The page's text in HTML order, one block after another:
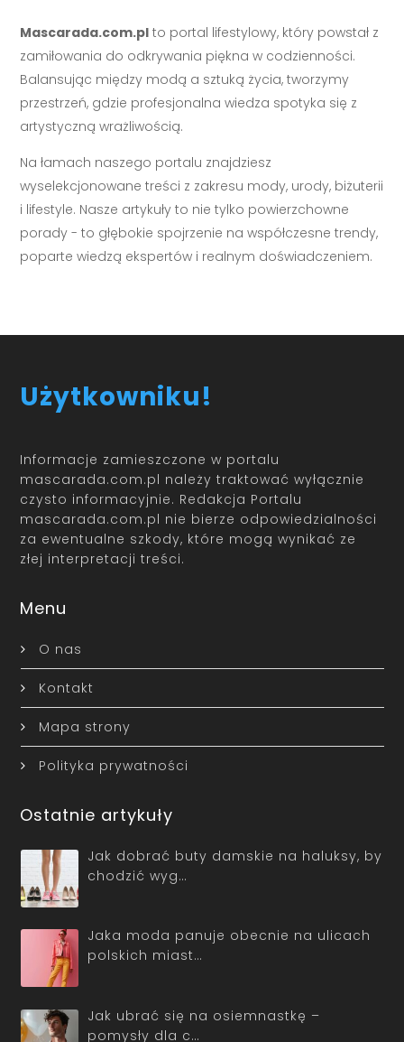
Mascarada.com.pl to portal lifestylowy, który powstał z
zamiłowania do odkrywania piękna w codzienności.
Balansując między modą a sztuką życia, tworzymy
przestrzeń, gdzie profesjonalna wiedza spotyka się z
artystyczną wrażliwością.
Na łamach naszego portalu znajdziesz
wyselekcjonowane treści z zakresu mody, urody, biżuterii
i lifestyle. Nasze artykuły to nie tylko powierzchowne
porady - to głębokie spojrzenie na współczesne trendy,
poparte wiedzą ekspertów i realnym doświadczeniem.
Użytkowniku!
Informacje zamieszczone w portalu
mascarada.com.pl należy traktować wyłącznie
czysto informacyjnie. Redakcja Portalu
mascarada.com.pl nie bierze odpowiedzialności
za ewentualne szkody, które mogą wynikać ze
złej interpretacji treści.
Menu
O nas
Kontakt
Mapa strony
Polityka prywatności
Ostatnie artykuły
Jak dobrać buty damskie na haluksy, by
chodzić wyg…
Jaka moda panuje obecnie na ulicach
polskich miast…
Jak ubrać się na osiemnastkę –
pomysły dla c…